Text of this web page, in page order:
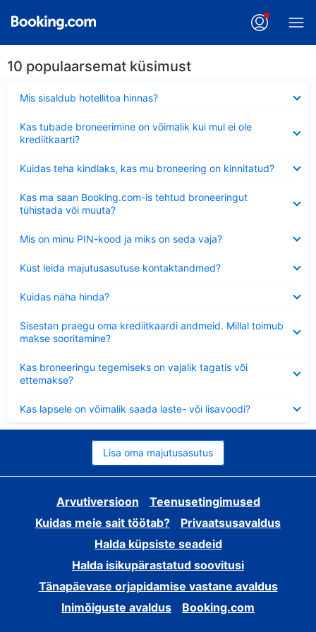
10 populaarsemat küsimust
Mis sisaldub hotellitoa hinnas?
Kas tubade broneerimine on võimalik kui mul ei ole
krediitkaarti?
Kuidas teha kindlaks, kas mu broneering on kinnitatud?
Kas ma saan Booking.com-is tehtud broneeringut
tühistada või muuta?
Mis on minu PIN-kood ja miks on seda vaja?
Kust leida majutusasutuse kontaktandmed?
Kuidas näha hinda?
Sisestan praegu oma krediitkaardi andmeid. Millal toimub
makse sooritamine?
Kas broneeringu tegemiseks on vajalik tagatis või
ettemakse?
Kas lapsele on võimalik saada laste- või lisavoodi?
Lisa oma majutusasutus
Arvutiversioon
Teenusetingimused
Kuidas meie sait töötab?
Privaatsusavaldus
Halda küpsiste seadeid
Halda isikupärastatud soovitusi
Tänapäevase orjapidamise vastane avaldus
Inimõiguste avaldus
Booking.com